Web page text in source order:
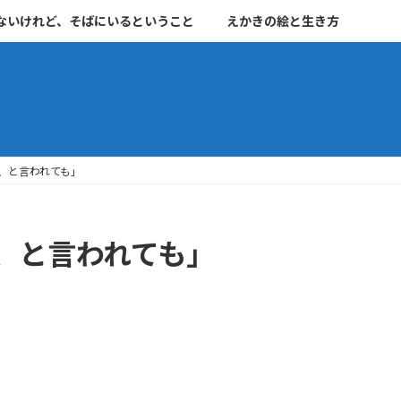
いけれど、そばにいるということ えかきの絵と生き方
言われても」
言われても」